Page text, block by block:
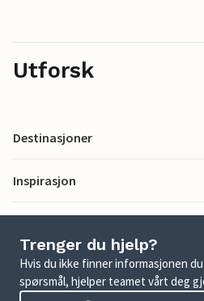
Utforsk
Destinasjoner
Inspirasjon
Trenger du hjelp?
Hvis du ikke finner informasjonen
spørsmål, hjelper teamet vårt deg